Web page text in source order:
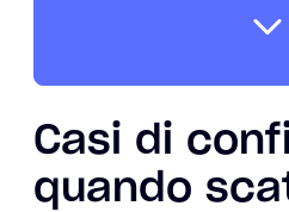
Casi di
quando